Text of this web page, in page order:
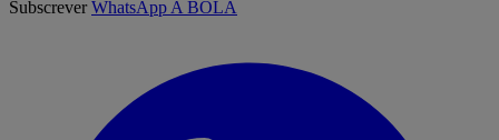
SubscreverWhatsApp A BOLA